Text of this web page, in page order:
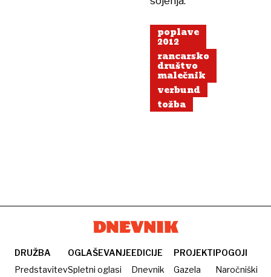
poplave
2012
rancarsko
društvo
malečnik
verbund
tožba
DRUŽBA
Predstavitev
OGLAŠEVANJE
Spletni oglasi
EDICIJE
Dnevnik
PROJEKTI
Gazela
POGOJI
Naročniški